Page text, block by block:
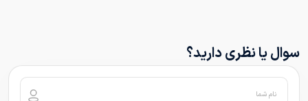
سوال یا نظری دارید؟
نام شما